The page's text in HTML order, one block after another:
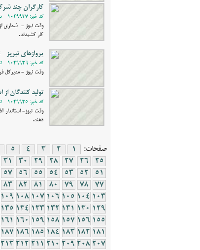
کارگران چند
کد خبر: 1029937 - تاریخ انتشار: 1400/09/11 21:17
وقت نیوز - شماری
کار کشیدند.
پروازهای تبریز
کد خبر: 1029936 - تاریخ انتشار: 1400/09/11 17:27
وقت نیوز - مدیرکل
تولید کنندگان از
کد خبر: 1029935 - تاریخ انتشار: 1400/09/11 17:07
وقت نیوز- استاندار
دهند.
صفحات: 1
2
3
4
5
25
26
27
28
29
30
31
51
52
53
54
55
56
57
77
78
79
80
81
82
83
103
104
105
106
107
108
109
129
130
131
132
133
134
135
155
156
157
158
159
160
161
181
182
183
184
185
186
187
207
208
209
210
211
212
213